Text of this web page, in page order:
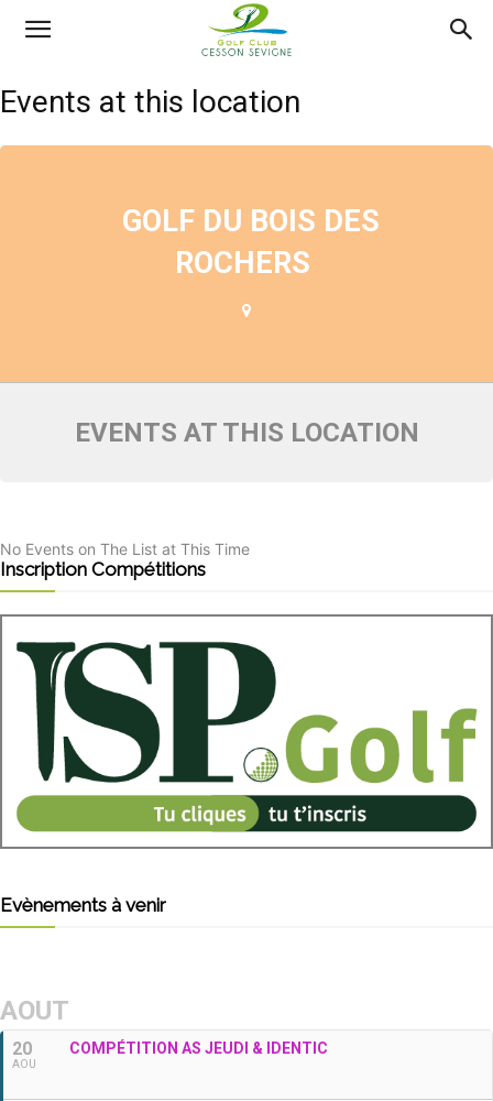
Events at this location
GOLF DU BOIS DES
ROCHERS
EVENTS AT THIS LOCATION
No Events on The List at This Time
Inscription Compétitions
Evènements à venir
AOUT
20
AOU
COMPÉTITION AS JEUDI & IDENTIC